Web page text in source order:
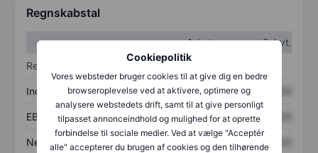
Cookiepolitik
Vores websteder bruger cookies til at give dig en bedre
browseroplevelse ved at aktivere, optimere og
analysere webstedets drift, samt til at give personligt
tilpasset annonceindhold og mulighed for at oprette
forbindelse til sociale medier. Ved at vælge "Acceptér
alle" accepterer du brugen af cookies og den tilhørende
Regnskabstal
1. kvt.
2. kvt.
Resultatopgørelse
Indtægter XXXXXXX XXXXXXX
EBITDA XXXXXXX XXXXXXX
Nettoresultat XXXXXXX XXXXXXX